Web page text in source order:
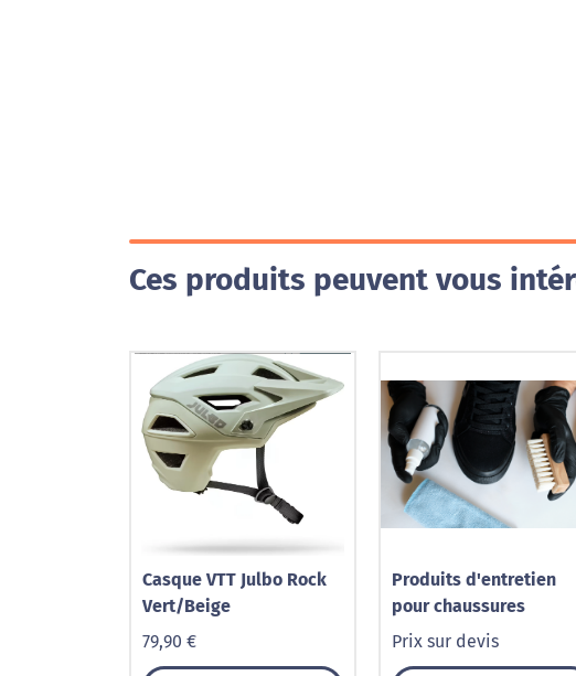
Ces produits peuvent vous
Casque VTT Julbo Rock
Vert/Beige
79,90 €
Produits d'entretien
pour chaussures
Prix sur devis